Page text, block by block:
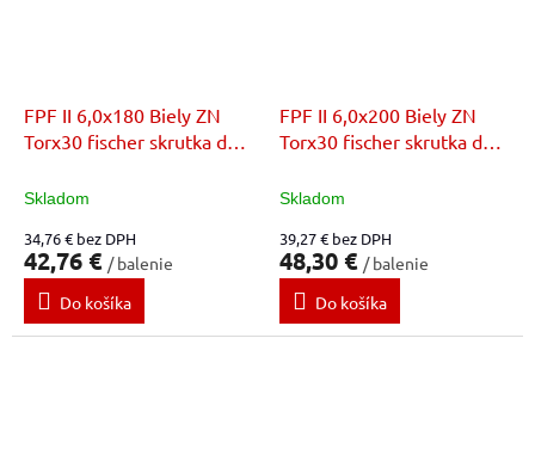
FPF II 6,0x180 Biely ZN
Torx30 fischer skrutka do
Skladom
34,76 € bez DPH
42,76 € / balenie
Do košíka
FPF II 6,0x200 Biely ZN
Torx30 fischer skrutka do
Skladom
39,27 € bez DPH
48,30 € / balenie
Do košíka